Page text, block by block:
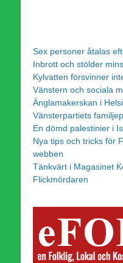
Sex personer åtalas
Inbrott och stölder
Kylvatten försvinner
Vänstern och sociala
Änglamakerskan i
Vänsterpartiets
En dömd palestinier i
Nya tips och tricks för
webben
Tänkvärt i Magasinet
Flickmördaren